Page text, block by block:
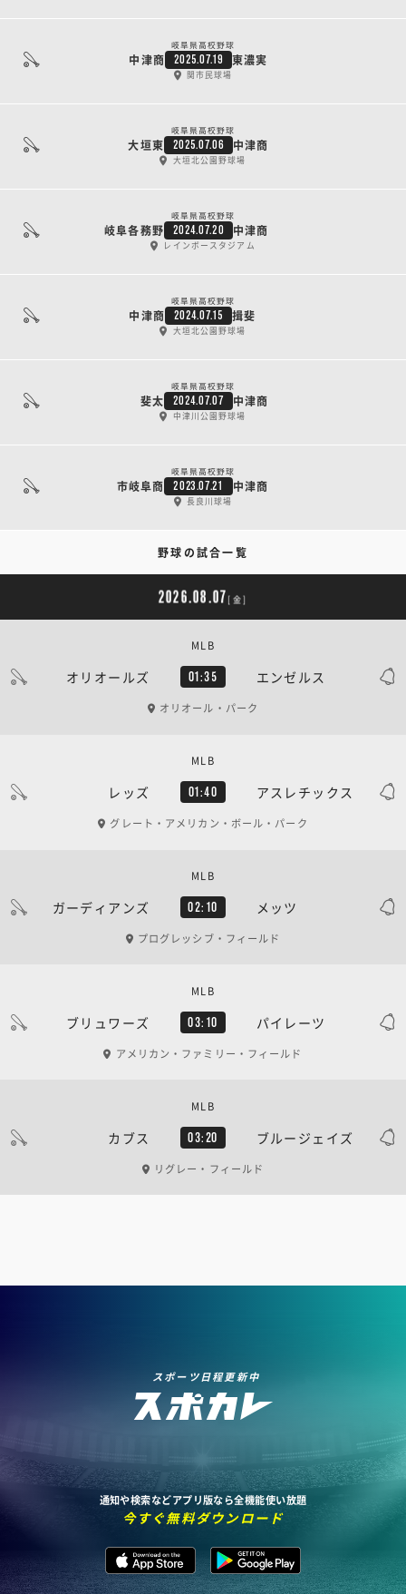
岐阜県高校野球
中津商 2025.07.19 東濃実
関市民球場
岐阜県高校野球
大垣東 2025.07.06 中津商
大垣北公園野球場
岐阜県高校野球
岐阜各務野 2024.07.20 中津商
レインボースタジアム
岐阜県高校野球
中津商 2024.07.15 揖斐
大垣北公園野球場
岐阜県高校野球
斐太 2024.07.07 中津商
中津川公園野球場
岐阜県高校野球
市岐阜商 2023.07.21 中津商
長良川球場
野球の試合一覧
2026.08.07 [金]
オリオールズ 01:35 エンゼルス
MLB
オリオール・パーク
レッズ 01:40 アスレチックス
MLB
グレート・アメリカン・ボール・パーク
ガーディアンズ 02:10 メッツ
MLB
プログレッシブ・フィールド
ブリュワーズ 03:10 パイレーツ
MLB
アメリカン・ファミリー・フィールド
カブス 03:20 ブルージェイズ
MLB
リグレー・フィールド
スポーツ日程更新中
通知や検索などアプリ版なら全機能使い放題
今すぐ無料ダウンロード